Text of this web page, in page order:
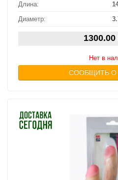
Длина:
Диаметр:
Нет в
СООБЩИТЬ О